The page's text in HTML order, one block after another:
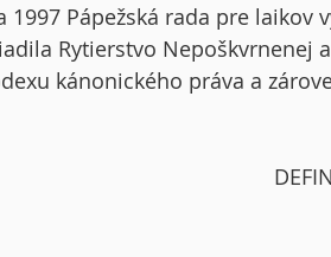
1997 Pápežská rada pre
Rytierstvo Nepoškvrnenej
kánonického práva a